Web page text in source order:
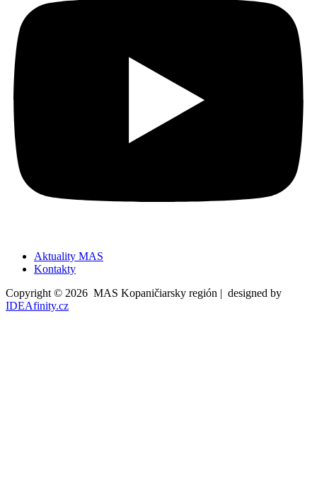
Aktuality MAS
Kontakty
Copyright © 2026 MAS Kopaničiarsky región | designed by
IDEAfinity.cz